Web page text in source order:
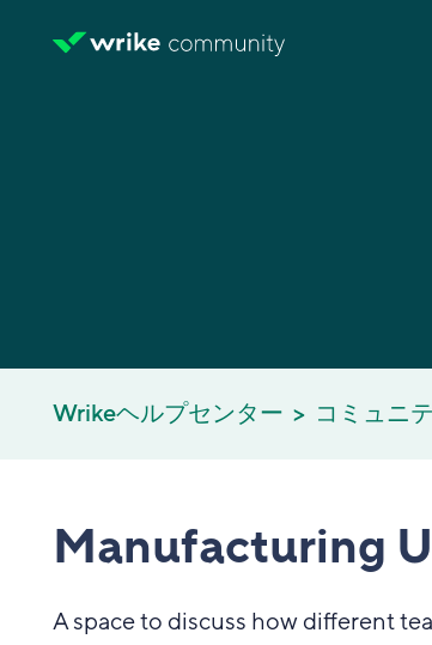
Wrikeヘルプセンター コミュニ
Manufacturing
A space to discuss how different